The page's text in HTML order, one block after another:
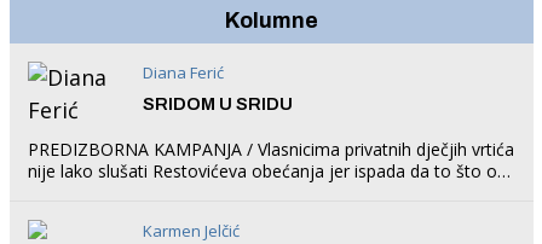
Kolumne
Diana Ferić
SRIDOM U SRIDU
PREDIZBORNA KAMPANJA / Vlasnicima privatnih dječjih vrtića
nije lako slušati Restovićeva obećanja jer ispada da to što oni
Karmen Jelčić